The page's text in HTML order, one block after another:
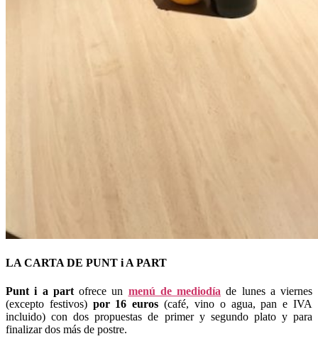
LA CARTA DE PUNT i A PART
Punt i a partofrece un menú de mediodía de lunes a viernes
(excepto festivos) por 16 euros (café, vino o agua, pan e IVA
incluido) con dos propuestas de primer y segundo plato y para
finalizar dos más de postre.